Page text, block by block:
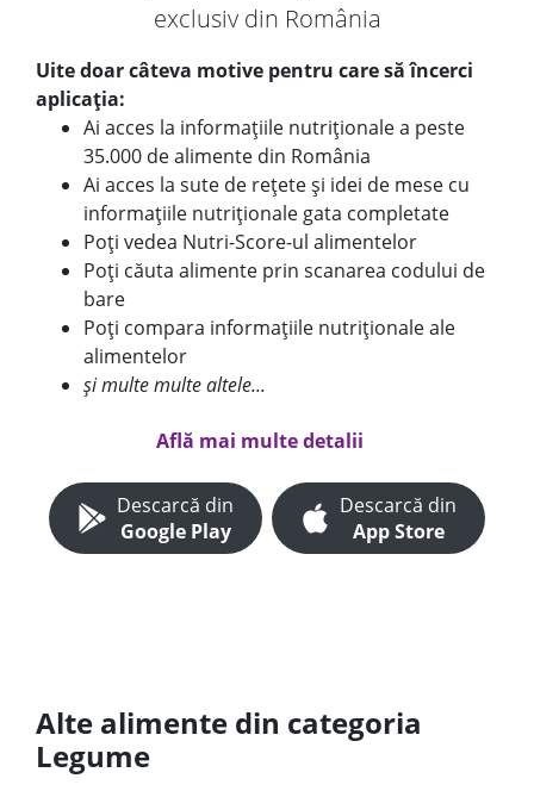
exclusiv din România
Uite doar câteva motive pentru care să încerci
aplicația:
Ai acces la informațiile nutriționale a peste
35.000 de alimente din România
Ai acces la sute de rețete și idei de mese cu
informațiile nutriționale gata completate
Poți vedea Nutri-Score-ul alimentelor
Poți căuta alimente prin scanarea codului de
bare
Poți compara informațiile nutriționale ale
alimentelor
și multe multe altele...
Află mai multe detalii
Descarcă din
Google Play
Descarcă din
App Store
Alte alimente din categoria
Legume